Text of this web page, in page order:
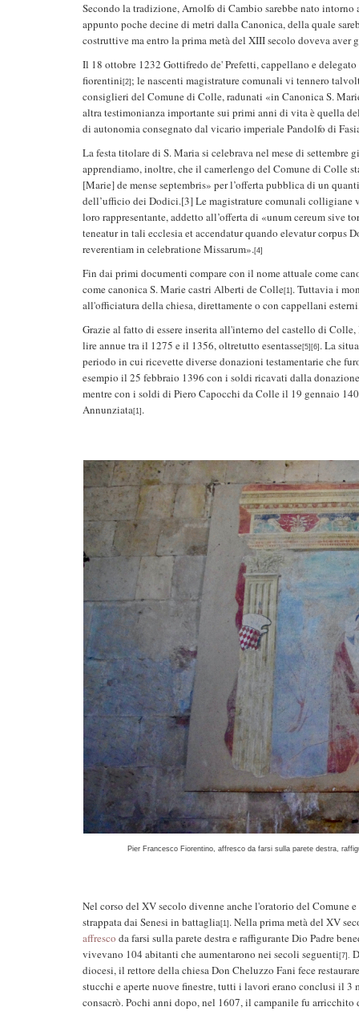
Secondo la tradizione, Arnolfo di Cambio sarebbe nato
appunto poche decine di metri dalla Canonica, della quale
costruttive ma entro la prima metà del XIII secolo doveva aver
Il 18 ottobre 1232 Gottifredo de' Prefetti, cappellano e
fiorentini [2] ; le nascenti magistrature comunali vi tennero
consiglieri del Comune di Colle, radunati «in Canonica S.
altra testimonianza importante sui primi anni di vita è quella
di autonomia consegnato dal vicario imperiale Pandolfo di
La festa titolare di S. Maria si celebrava nel mese di settembre
apprendiamo, inoltre, che il camerlengo del Comune di Colle
[Marie] de mense septembris» per l’offerta pubblica di un
dell’ufficio dei Dodici.[3] Le magistrature comunali colligiane
loro rappresentante, addetto all’offerta di «unum cereum sive
teneatur in tali ecclesia et accendatur quando elevatur corpus
reverentiam in celebratione Missarum».[4]
Fin dai primi documenti compare con il nome attuale come
come canonica S. Marie castri Alberti de Colle[1] . Tuttavia i
all'officiatura della chiesa, direttamente o con cappellani
Grazie al fatto di essere inserita all'interno del castello di
lire annue tra il 1275 e il 1356, oltretutto esentasse[5][6] . La
periodo in cui ricevette diverse donazioni testamentarie che
esempio il 25 febbraio 1396 con i soldi ricavati dalla
mentre con i soldi di Piero Capocchi da Colle il 19 gennaio
Annunziata[1] .
Pier Francesco Fiorentino, affresco da farsi sulla parete destra,
Nel corso del XV secolo divenne anche l'oratorio del Comune
strappata dai Senesi in battaglia[1] . Nella prima metà del XV
affresco da farsi sulla parete destra e raffigurante Dio Padre
vivevano 104 abitanti che aumentarono nei secoli seguenti [7].
diocesi, il rettore della chiesa Don Cheluzzo Fani fece
stucchi e aperte nuove finestre, tutti i lavori erano conclusi il
consacrò. Pochi anni dopo, nel 1607, il campanile fu arricchito